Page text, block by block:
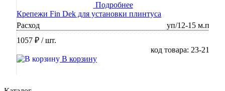
Подробнее
Крепежи Fin Dek для установки плинтуса
Расход
уп/12-15 м.п
1057 ₽ / шт.
код товара: 23-21
В корзину